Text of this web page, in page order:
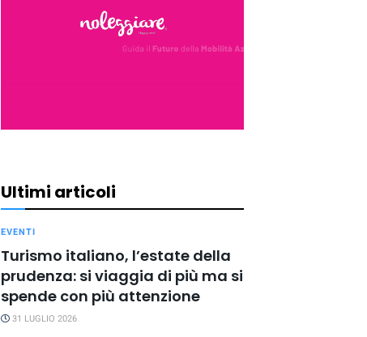
Ultimi articoli
EVENTI
Turismo italiano, l’estate della
prudenza: si viaggia di più ma si
spende con più attenzione
31 LUGLIO 2026